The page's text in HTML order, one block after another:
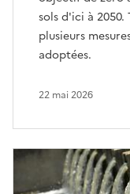
sols d'ici à
plusieurs
adoptées.
22 mai 2026